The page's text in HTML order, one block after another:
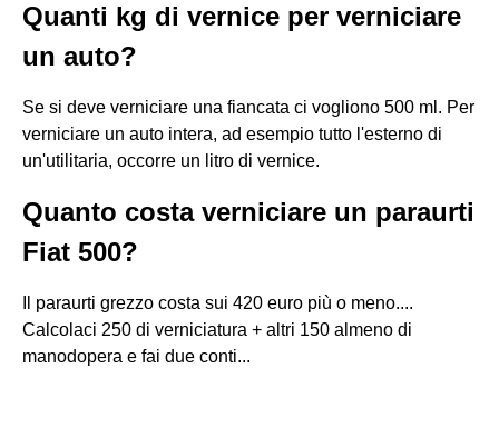
Quanti kg di vernice per verniciare
un auto?
Se si deve verniciare una fiancata ci vogliono 500 ml. Per
verniciare un auto intera, ad esempio tutto l'esterno di
un'utilitaria, occorre un litro di vernice.
Quanto costa verniciare un paraurti
Fiat 500?
Il paraurti grezzo costa sui 420 euro più o meno....
Calcolaci 250 di verniciatura + altri 150 almeno di
manodopera e fai due conti...